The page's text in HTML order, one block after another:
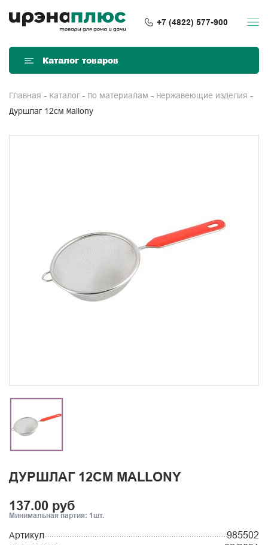
+7 (4822) 577-900
Каталог товаров
Главная Каталог По материалам
Нержавеющие изделия
Дуршлаг 12см Mallony
ДУРШЛАГ 12СМ MALLONY
137.00 руб
Минимальная партия: 1шт.
Артикул
985502